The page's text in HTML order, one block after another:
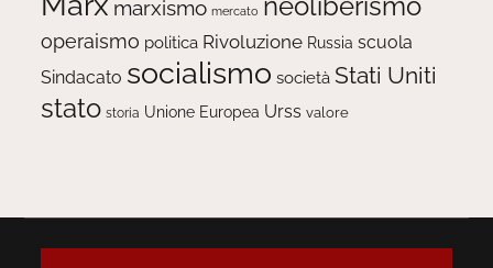
marxismo mercato neoliberismo
operaismo politica Rivoluzione Russia scuola
Sindacato socialismo società Stati Uniti
stato storia Unione Europea Urss valore